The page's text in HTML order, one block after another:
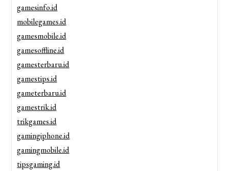
gamesinfo.id
mobilegames.id
gamesmobile.id
gamesoffline.id
gamesterbaru.id
gamestips.id
gameterbaru.id
gamestrik.id
trikgames.id
gamingiphone.id
gamingmobile.id
tipsgaming.id